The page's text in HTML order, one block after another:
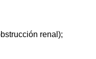
renal);